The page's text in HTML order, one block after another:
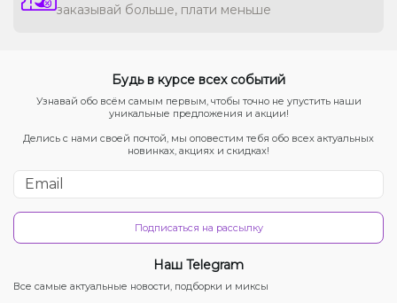
заказывай больше, плати меньше
Будь в курсе всех событий
Узнавай обо всём самым первым, чтобы точно не упустить наши
уникальные предложения и акции!
Делись с нами своей почтой, мы оповестим тебя обо всех актуальных
новинках, акциях и скидках!
Подписаться на рассылку
Наш Telegram
Все самые актуальные новости, подборки и миксы